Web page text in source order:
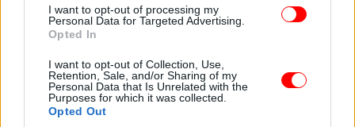
I want to opt-out of processing my
Personal Data for Targeted Advertising.
Opted In
I want to opt-out of Collection, Use,
Retention, Sale, and/or Sharing of my
Personal Data that Is Unrelated with the
Purposes for which it was collected.
Opted Out
Αλουμίνα 210
Δευτερόχυτο
αλουμίνιο
13 14
Συνολική παραγωγή